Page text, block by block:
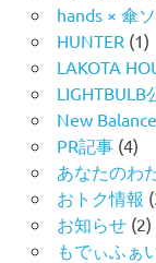
hands × 傘
HUNTER (1)
LAKOTA
New Balance
PR記事(4)
あなたのわ
おトク情報
お知らせ(2)
もでぃふぁ